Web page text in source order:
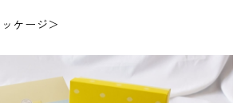
ケージ＞